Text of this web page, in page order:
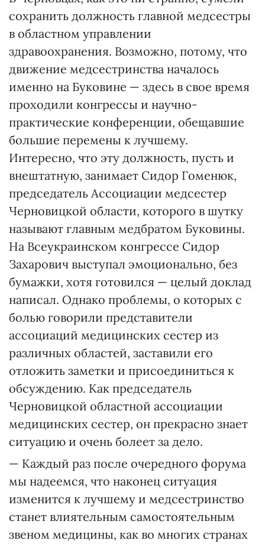
сохранить должность главной медсестры
в областном управлении
здравоохранения. Возможно, потому, что
движение медсестринства началось
именно на Буковине — здесь в свое время
проходили конгрессы и научно-
практические конференции, обещавшие
большие перемены к лучшему.
Интересно, что эту должность, пусть и
внештатную, занимает Сидор Гоме­нюк,
председатель Ассоциации медсестер
Черновицкой области, которого в шутку
называют главным медбратом Буковины.
На Всеукраинском конгрессе Сидор
Захарович выступал эмоционально, без
бумажки, хотя готовился — целый доклад
написал. Однако проблемы, о которых с
болью говорили представители
ассоциаций медицинских сестер из
различных областей, заставили его
отложить заметки и присоединиться к
обсуждению. Как председатель
Черновицкой областной ассоциации
медицинских сестер, он прекрасно знает
ситуацию и очень болеет за дело.
— Каждый раз после очередного форума
мы надеемся, что наконец ситуация
изменится к лучшему и медсестринство
станет влиятельным самостоятельным
звеном медицины, как во многих странах